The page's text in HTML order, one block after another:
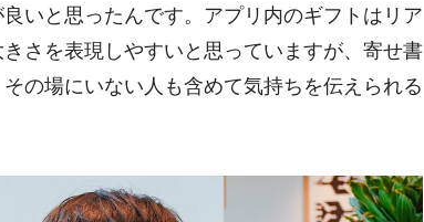
いと思ったんです。アプリ内のギフトはリア
さを表現しやすいと思っていますが、寄せ書
の場にいない人も含めて気持ちを伝えられる